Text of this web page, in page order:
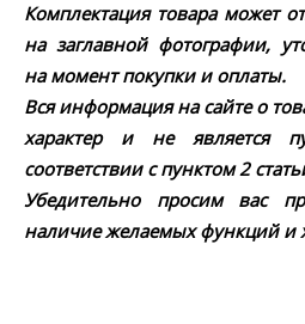
Комплектация товара может
на заглавной фотографии,
на момент покупки и оплаты.
Вся информация на сайте о
характер и не является
соответствии с пунктом 2
Убедительно просим вас
наличие желаемых функций и